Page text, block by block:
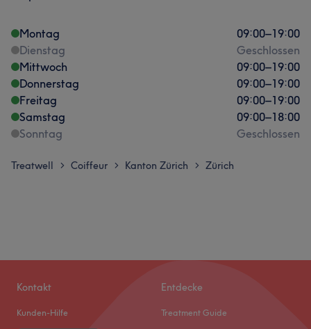
Montag 09:00–19:00
Dienstag
Geschlossen
Mittwoch
09:00–19:00
Donnerstag
09:00–19:00
Freitag
09:00–19:00
Samstag
09:00–18:00
Sonntag
Geschlossen
Treatwell > Coiffeur > Kanton Zürich > Zürich
Kontakt
Kunden-Hilfe
Entdecke
Treatment Guide